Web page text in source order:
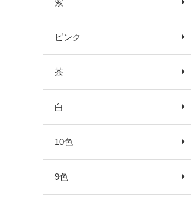
紫
ピンク
茶
白
10色
9色